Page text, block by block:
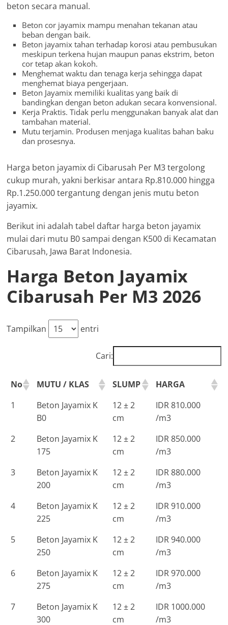
beton secara manual.
Beton cor jayamix mampu menahan tekanan atau
beban dengan baik.
Beton jayamix tahan terhadap korosi atau pembusukan
meskipun terkena hujan maupun panas ekstrim, beton
cor tetap akan kokoh.
Menghemat waktu dan tenaga kerja sehingga dapat
menghemat biaya pengerjaan.
Beton Jayamix memiliki kualitas yang baik di
bandingkan dengan beton adukan secara konvensional.
Kerja Praktis. Tidak perlu menggunakan banyak alat dan
tambahan material.
Mutu terjamin. Produsen menjaga kualitas bahan baku
dan prosesnya.
Harga beton jayamix di Cibarusah Per M3 tergolong
cukup murah, yakni berkisar antara Rp.810.000 hingga
Rp.1.250.000 tergantung dengan jenis mutu beton
jayamix.
Berikut ini adalah tabel daftar harga beton jayamix
mulai dari mutu B0 sampai dengan K500 di Kecamatan
Cibarusah, Jawa Barat Indonesia.
Harga Beton Jayamix
Cibarusah Per M3 2026
Tampilkan entri
Cari:
No MUTU / KLAS SLUMP
HARGA
1
Beton Jayamix K
B0
12 ± 2
cm
IDR 810.000
/m3
2
Beton Jayamix K
175
12 ± 2
cm
IDR 850.000
/m3
3
Beton Jayamix K
200
12 ± 2
cm
IDR 880.000
/m3
4
Beton Jayamix K
225
12 ± 2
cm
IDR 910.000
/m3
5
Beton Jayamix K
250
12 ± 2
cm
IDR 940.000
/m3
6
Beton Jayamix K
275
12 ± 2
cm
IDR 970.000
/m3
7
Beton Jayamix K
300
12 ± 2
cm
IDR 1000.000
/m3